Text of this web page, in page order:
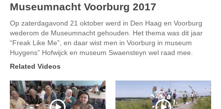
Museumnacht Voorburg 2017
Op zaterdagavond 21 oktober werd in Den Haag en Voorburg
wederom de Museumnacht gehouden. Het thema was dit jaar
“Freak Like Me”, en daar wist men in Voorburg in museum
Huygens” Hofwijck en museum Swaensteyn wel raad mee.
Related Videos